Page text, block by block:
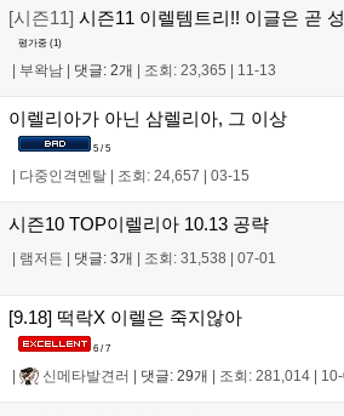
[시즌11] 시즌11 이렐템트리!! 이글은 곧
평가중 (1)
부왁남 댓글: 2개 조회: 23,365 11-13
이렐리아가 아닌 삼렐리아, 그 이상
5 / 5
다중인격멘탈 조회: 24,657 03-15
시즌10 TOP이렐리아 10.13 공략
램저든 댓글: 3개 조회: 31,538 07-01
[9.18] 떡락X 이렐은 죽지않아
6 / 7
| 신메타발견러 | 댓글: 29개 | 조회: 281,014 |